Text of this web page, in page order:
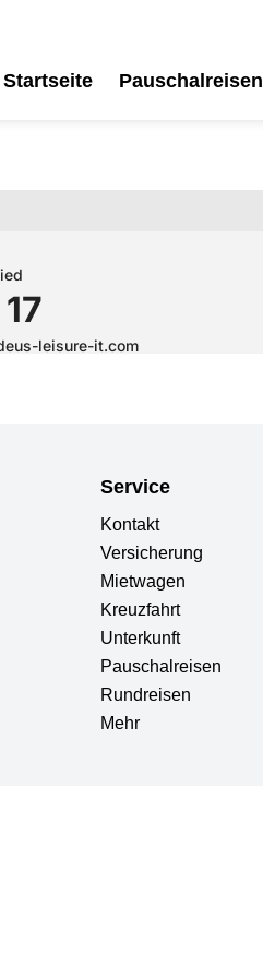
Startseite Pauschalreisen
Service
Kontakt
Versicherung
Mietwagen
Kreuzfahrt
Unterkunft
Pauschalreisen
Rundreisen
Mehr